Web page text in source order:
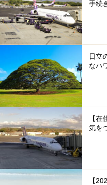
手続
日立
なハ
【
気を
【